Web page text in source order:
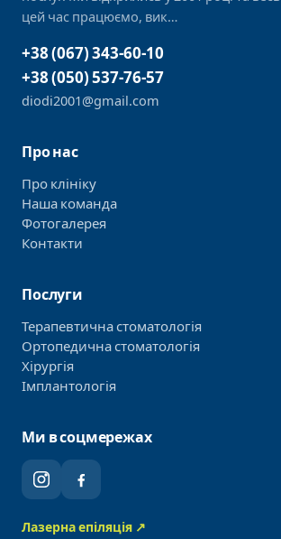
цей час працюємо, вик…
+38 (067) 343-60-10
+38 (050) 537-76-57
diodi2001@gmail.com
Про нас
Про клініку
Наша команда
Фотогалерея
Контакти
Послуги
Терапевтична стоматологія
Ортопедична стоматологія
Хірургія
Імплантологія
Ми в соцмережах
Лазерна епіляція ↗